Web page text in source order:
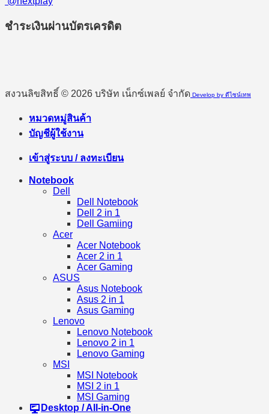
ชำระเงินผ่านบัตรเครดิต
สงวนลิขสิทธิ์ © 2026 บริษัท เน็กซ์เพลย์ จำกัด Develop by ดีไซน์เทพ
หมวดหมู่สินค้า
บัญชีผู้ใช้งาน
เข้าสู่ระบบ / ลงทะเบียน
Notebook
Dell
Dell Notebook
Dell 2 in 1
Dell Gamiing
Acer
Acer Notebook
Acer 2 in 1
Acer Gaming
ASUS
Asus Notebook
Asus 2 in 1
Asus Gaming
Lenovo
Lenovo Notebook
Lenovo 2 in 1
Lenovo Gaming
MSI
MSI Notebook
MSI 2 in 1
MSI Gaming
Desktop / All-in-One